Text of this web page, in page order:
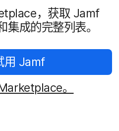
，​获取 Jamf
成​的​完整​列表。
用 Jamf
。